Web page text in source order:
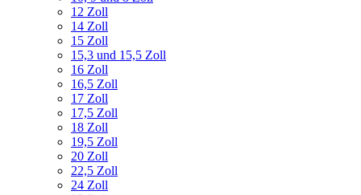
12 Zoll
14 Zoll
15 Zoll
15,3 und 15,5 Zoll
16 Zoll
16,5 Zoll
17 Zoll
17,5 Zoll
18 Zoll
19,5 Zoll
20 Zoll
22,5 Zoll
24 Zoll